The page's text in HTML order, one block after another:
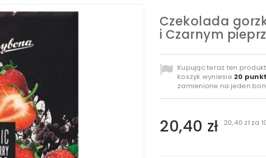
Czekolada
i Czarnym
Kupując teraz ten
koszyk wyniesie 20
zamienione na jeden
20,40 zł 20,40 złza